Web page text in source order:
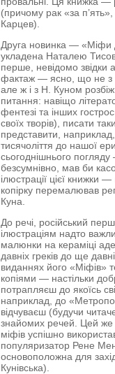
(причому рак «за
Карцев).
Друга новинка — «Міфи
укладена Наталею
перше, невідомо звідки
фактаж — ясно, що не з
але ж і з Н. Куном
питання: навіщо
фентезі та інших
своїх творів), писати
представити,
тисячоліття до нашої
сьогоднішнього
безсумнівно, мав би
ілюстрації цієї книжки
копірку перемалював
Куна.
До речі, російський
ілюстраціям надто
малюнки на кераміці
давніх греків до ще
виданнях його «Міфів»
копіями — настільки
потрапляєш до якоїсь
наприклад, до
відчуваєш (будучи
знайомих речей. Цей же
міфів успішно
популяризатор Рене
основоположна для
Кунівська).